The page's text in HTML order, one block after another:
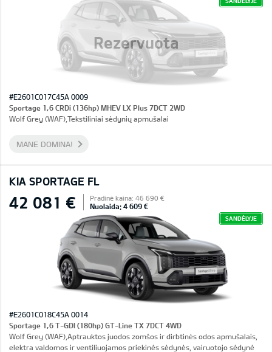
Rezervuota
#E2601C017C45A 0009
Sportage 1,6 CRDi (136hp) MHEV LX Plus 7DCT 2WD
Wolf Grey (WAF),Tekstiliniai sėdynių apmušalai
MANE DOMINA!
KIA SPORTAGE FL
42 081 € Pradinė kaina: 46 690 €
Nuolaida: 4 609 €
SANDĖLYJE
#E2601C018C45A 0014
Sportage 1,6 T-GDI (180hp) GT-Line TX 7DCT 4WD
Wolf Grey (WAF),Aptrauktos juodos zomšos ir dirbtinės odos apmušalais,
elektra valdomos ir ventiliuojamos priekinės sėdynės, vairuotojo sėdynė